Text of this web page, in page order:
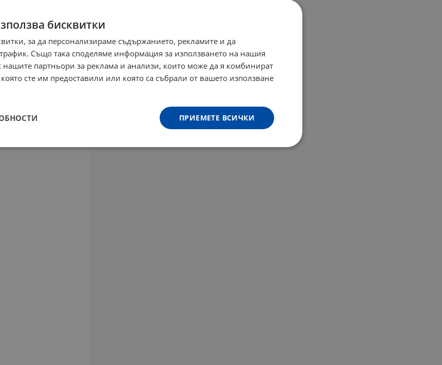
бисквитки
за да персонализираме съдържанието, рекламите и да
Също така споделяме информация за използването на нашия
нашите партньори за реклама и анализи, които може да я комбинират
сте им предоставили или която са събрали от вашето използване
ПРИЕМЕТЕ ВСИЧКИ